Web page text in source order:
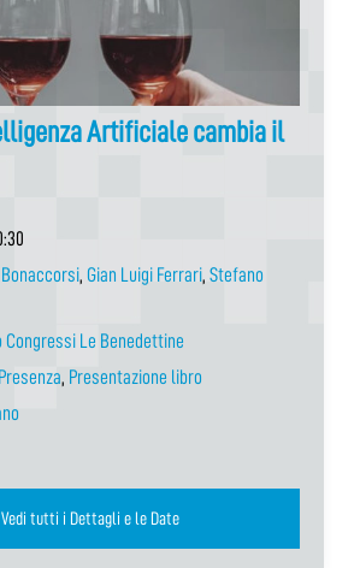
Artificiale cambia il
, Gian Luigi Ferrari, Stefano
Congressi Le Benedettine
, Presentazione libro
Vedi tutti i Dettagli e le Date